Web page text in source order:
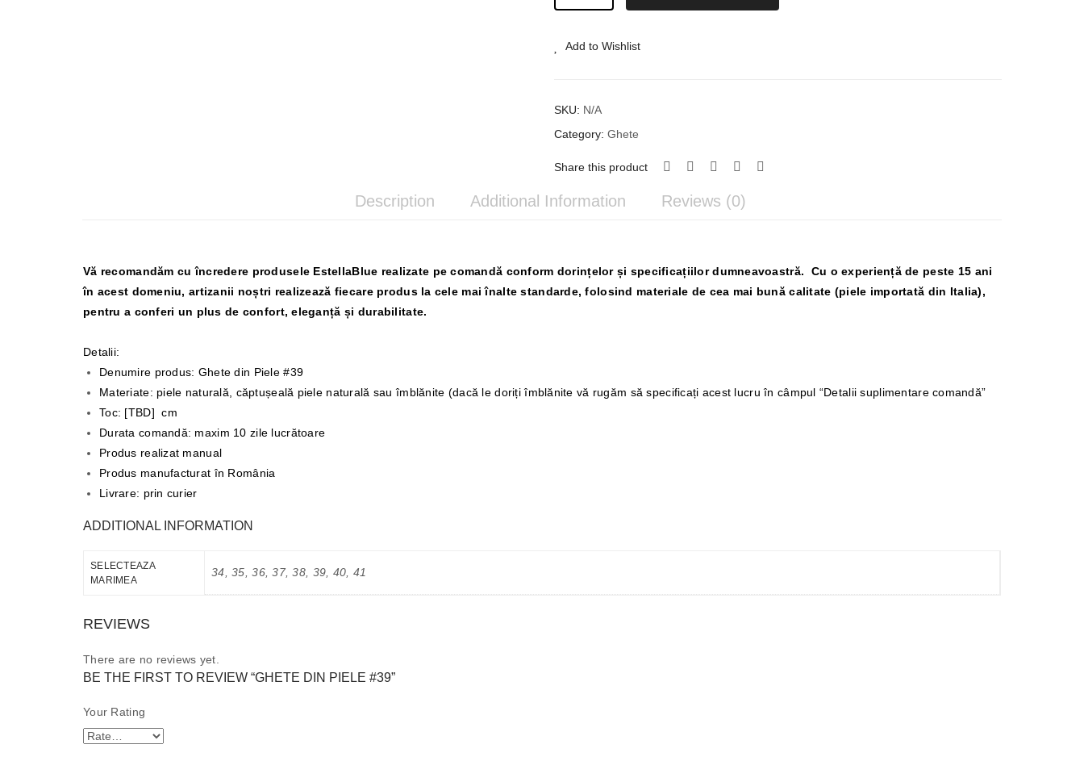
#39
Add to Wishlist
SKU: N/A
Category: Ghete
Share this product
Description Additional Information Reviews (0)
Vă recomandăm cu încredere produsele EstellaBlue realizate pe comandă conform dorințelor și specificațiilor dumneavoastră. Cu o experiență de peste 15 ani
în acest domeniu, artizanii noștri realizează fiecare produs la cele mai înalte standarde, folosind materiale de cea mai bună calitate (piele importată din Italia),
pentru a conferi un plus de confort, eleganță și durabilitate.
Detalii:
Denumire produs: Ghete din Piele #39
Materiate: piele naturală, căptușeală piele naturală sau îmblănite (dacă le doriți îmblănite vă rugăm să specificați acest lucru în câmpul “Detalii suplimentare comandă”
Toc: [TBD] cm
Durata comandă: maxim 10 zile lucrătoare
Produs realizat manual
Produs manufacturat în România
Livrare: prin curier
ADDITIONAL INFORMATION
SELECTEAZA
MARIMEA
34, 35, 36, 37, 38, 39, 40, 41
REVIEWS
There are no reviews yet.
BE THE FIRST TO REVIEW “GHETE DIN PIELE #39”
Your Rating